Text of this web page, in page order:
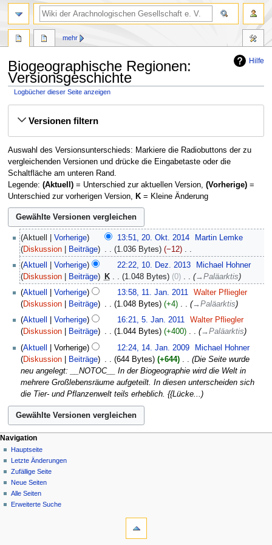
Hilfe
Biogeographische Regionen:
Versionsgeschichte
Logbücher dieser Seite anzeigen
Navigation
SucheVersionen filtern
Auswahl des Versionsunterschieds: Markiere die Radiobuttons der zu
vergleichenden Versionen und drücke die Eingabetaste oder die
Schaltfläche am unteren Rand.
Legende: (Aktuell)= Unterschied zur aktuellen Version, (Vorherige)=
Unterschied zur vorherigen Version, K= Kleine Änderung
Oktober
2014
Aktuell Vorherige 13:51, 20. Okt. 2014
Martin Lemke
Diskussion
Beiträge 1.036 Bytes −12 ‎
K
e
i
n
e
B
e
r
b
e
i
t
u
g
u
s
a
m
Dezember
2013
Aktuell Vorherige 22:22, 10. Dez. 2013
Michael Hohner
Diskussion
Beiträge K 1.048 Bytes 0 ‎ →Paläarktis
11.
Januar
Aktuell Vorherige 13:58, 11. Jan. 2011
Walter Pfliegler
Diskussion
Beiträge 1.048 Bytes +4 ‎ →Paläarktis
5.
Januar
Aktuell Vorherige 16:21, 5. Jan. 2011
Walter Pfliegler
Diskussion
Beiträge 1.044 Bytes +400 ‎ →Paläarktis
Januar
2009
Aktuell Vorherige 12:24, 14. Jan. 2009
Michael Hohner
Diskussion
Beiträge 644 Bytes +644 ‎
Die Seite wurde
neu angelegt: __NOTOC__ In der Biogeographie wird die Welt in
mehrere Großlebensräume aufgeteilt. In diesen unterscheiden sich
die Tier- und Pflanzenwelt teils erheblich. {{Lücke...
mehr
Navigation
Hauptseite
Letzte Änderungen
Zufällige Seite
Neue Seiten
Alle Seiten
Erweiterte Suche